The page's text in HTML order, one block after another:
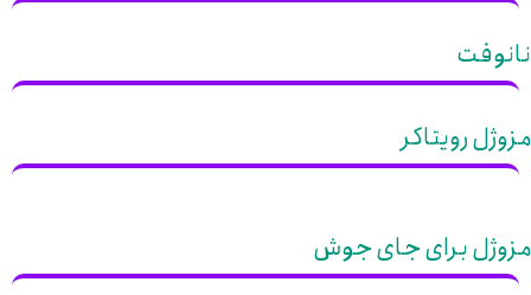
نانوفت
مزوژل رویتاکر
مزوژل برای جای جوش